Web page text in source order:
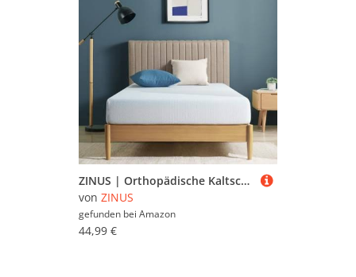
ZINUS | Orthopädische Kaltschaummatratze | 90 x 200 cm Höhe 11 cm | Öko-Tex Zertifiziert | Rollmatratze | Antibakterielle Matratze | Entworfen in Deutschland |100 Nächte Probeschlaf-10 Jahre Garantie
von ZINUS
gefunden bei Amazon
44,99 €